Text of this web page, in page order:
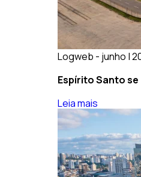
Logweb - junho |
Espírito Santo
Leia mais